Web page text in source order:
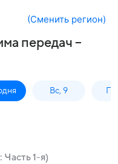
(Сменить регион)
передач –
Вс, 9
1-я)